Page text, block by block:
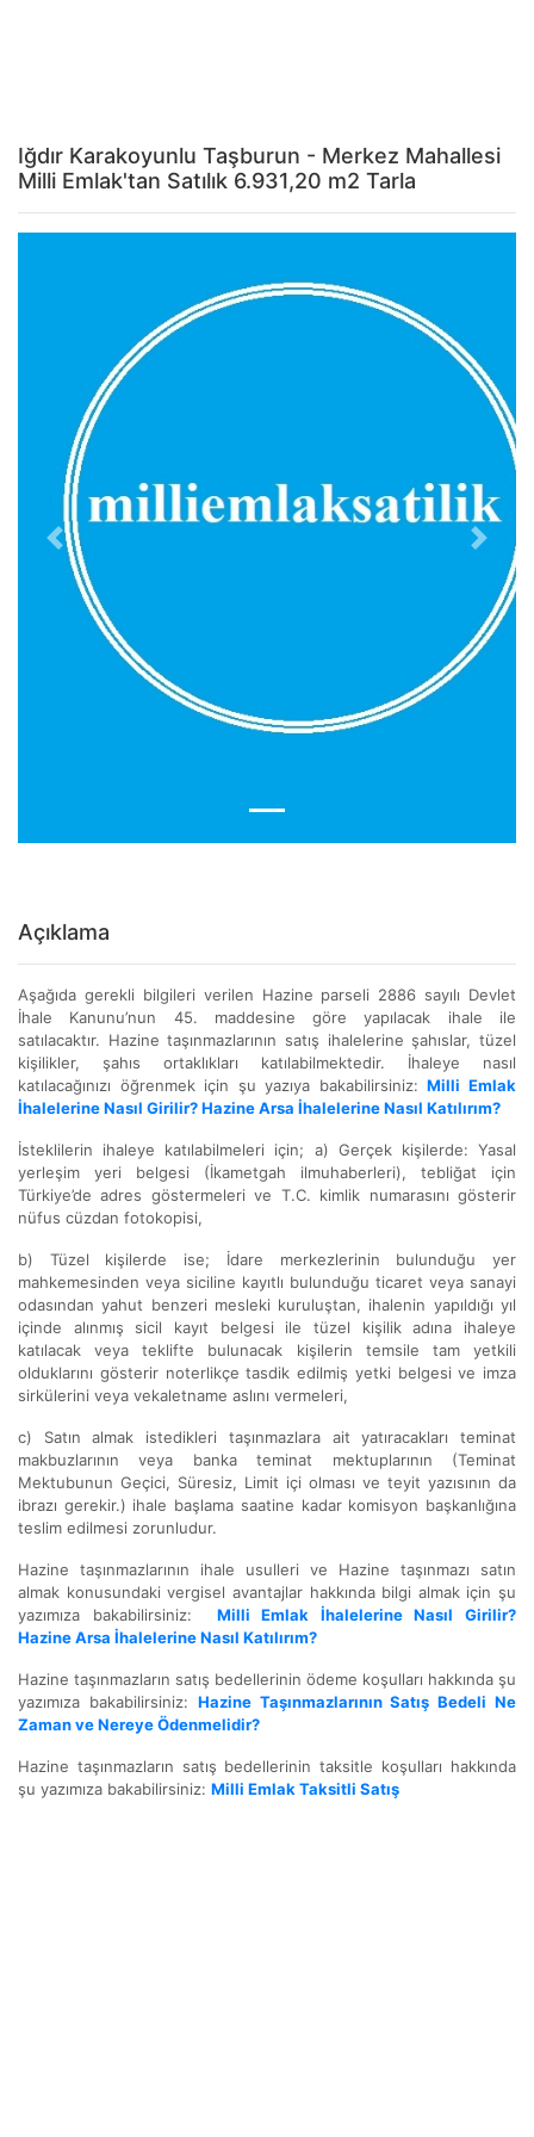
Iğdır Karakoyunlu Taşburun - Merkez Mahallesi
Milli Emlak'tan Satılık 6.931,20 m2 Tarla
Previous Next
Açıklama
Aşağıda gerekli bilgileri verilen Hazine parseli 2886 sayılı Devlet
İhale Kanunu’nun 45. maddesine göre yapılacak ihale ile
satılacaktır. Hazine taşınmazlarının satış ihalelerine şahıslar, tüzel
kişilikler, şahıs ortaklıkları katılabilmektedir. İhaleye nasıl
katılacağınızı öğrenmek için şu yazıya bakabilirsiniz:Milli Emlak
İhalelerine Nasıl Girilir? Hazine Arsa İhalelerine Nasıl Katılırım?
İsteklilerin ihaleye katılabilmeleri için; a) Gerçek kişilerde: Yasal
yerleşim yeri belgesi (İkametgah ilmuhaberleri), tebliğat için
Türkiye’de adres göstermeleri ve T.C. kimlik numarasını gösterir
nüfus cüzdan fotokopisi,
b) Tüzel kişilerde ise; İdare merkezlerinin bulunduğu yer
mahkemesinden veya siciline kayıtlı bulunduğu ticaret veya sanayi
odasından yahut benzeri mesleki kuruluştan, ihalenin yapıldığı yıl
içinde alınmış sicil kayıt belgesi ile tüzel kişilik adına ihaleye
katılacak veya teklifte bulunacak kişilerin temsile tam yetkili
olduklarını gösterir noterlikçe tasdik edilmiş yetki belgesi ve imza
sirkülerini veya vekaletname aslını vermeleri,
c) Satın almak istedikleri taşınmazlara ait yatıracakları teminat
makbuzlarının veya banka teminat mektuplarının (Teminat
Mektubunun Geçici, Süresiz, Limit içi olması ve teyit yazısının da
ibrazı gerekir.) ihale başlama saatine kadar komisyon başkanlığına
teslim edilmesi zorunludur.
Hazine taşınmazlarının ihale usulleri ve Hazine taşınmazı satın
almak konusundaki vergisel avantajlar hakkında bilgi almak için şu
yazımıza bakabilirsiniz: Milli Emlak İhalelerine Nasıl Girilir?
Hazine Arsa İhalelerine Nasıl Katılırım?
Hazine taşınmazların satış bedellerinin ödeme koşulları hakkında şu
yazımıza bakabilirsiniz: Hazine Taşınmazlarının Satış Bedeli Ne
Zaman ve Nereye Ödenmelidir?
Hazine taşınmazların satış bedellerinin taksitle koşulları hakkında
şu yazımıza bakabilirsiniz: Milli Emlak Taksitli Satış